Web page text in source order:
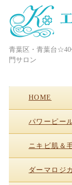
横浜・青
ーム・K
青葉区・青葉台
門サロン
HOME
パワーピー
ニキビ肌＆
ダーマロジ